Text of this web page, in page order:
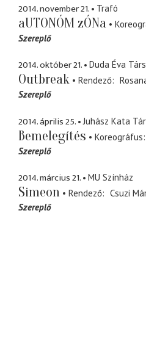
2014. november 21. Trafó
aUTONÓM zÓNa
Szereplő
2014. október 21. Duda Éva
Outbreak Rendező
Szereplő
2014. április 25. Juhász Kata
Bemelegítés Koreográfus
Szereplő
2014. március 21. MU Színház
Simeon Rendező
Csuzi
Szereplő